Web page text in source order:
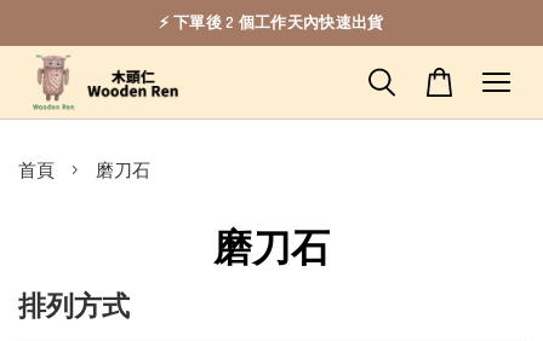
⚡ 下單後 2 個工作天內快速出貨
首頁 › 磨刀石
磨刀石
排列方式